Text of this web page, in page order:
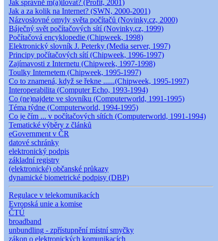
Jak správně m(a)ilovat? (Profit, 2001)
Jak a za kolik na Internet? (SWN, 2000-2001)
Názvoslovné omyly světa počítačů (Novinky.cz, 2000)
Báječný svět počítačových sítí (Novinky.cz, 1999)
Počítačová encyklopedie (Chipweek, 1998)
Elektronický slovník J. Peterky (Media server, 1997)
Principy počítačových sítí (Chipweek, 1996-1997)
Zajímavosti z Internetu (Chipweek, 1997-1998)
Toulky Internetem (Chipweek, 1995-1997)
Co to znamená, když se řekne ......(Chipweek, 1995-1997)
Interoperabilita (Computer Echo, 1993-1994)
Co (ne)najdete ve slovníku (Computerworld, 1991-1995)
Téma týdne (Computerworld, 1994-1995)
Co je čím ... v počítačových sítích (Computerworld, 1991-1994)
Tematické výběry z článků
eGovernment v ČR
datové schránky
elektronický podpis
základní registry
(elektronické) občanské průkazy
dynamické biometrické podpisy (DBP)
Regulace v telekomunikacích
Evropská unie a komise
ČTÚ
broadband
unbundling - zpřístupnění místní smyčky
zákon o elektronických komunikacích